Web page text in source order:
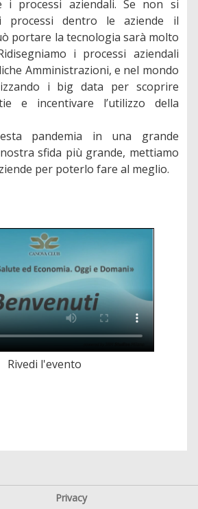
i processi aziendali. Se non si
processi dentro le aziende il
portare la tecnologia sarà molto
i processi aziendali
Amministrazioni, e nel mondo
i big data per scoprire
e incentivare l’utilizzo della
pandemia in una grande
sfida più grande, mettiamo
per poterlo fare al meglio.
Rivedi l'evento
Privacy